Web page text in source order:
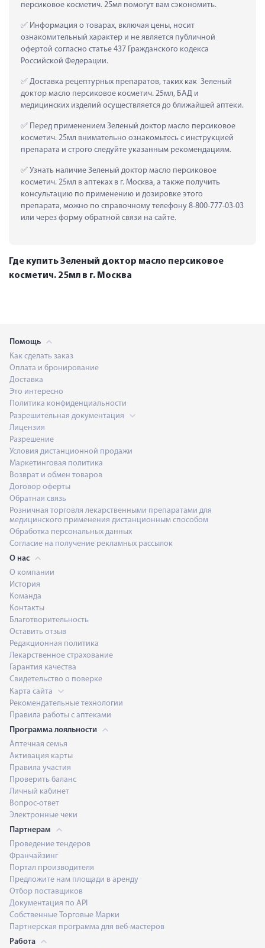
персиковое косметич. 25мл помогут вам сэкономить.
Информация о товарах, включая цены, носит
ознакомительный характер и не является публичной
офертой согласно статье 437 Гражданского кодекса
Российской Федерации.
Доставка рецептурных препаратов, таких как  Зеленый
доктор масло персиковое косметич. 25мл, БАД и
медицинских изделий осуществляется до ближайшей аптеки.
Перед применением Зеленый доктор масло персиковое
косметич. 25мл внимательно ознакомьтесь с инструкцией
препарата и строго следуйте указанным рекомендациям.
Узнать наличие Зеленый доктор масло персиковое
косметич. 25мл в аптеках в г. Москва, а также получить
консультацию по применению и дозировке этого
препарата, можно по справочному телефону 8-800-777-03-03
или через форму обратной связи на сайте.
Где купить Зеленый доктор масло персиковое
косметич. 25мл в г. Москва
Помощь
Как сделать заказ
Оплата и бронирование
Доставка
Это интересно
Политика конфиденциальности
Разрешительная документация
Лицензия
Разрешение
Условия дистанционной продажи
Маркетинговая политика
Возврат и обмен товаров
Договор оферты
Обратная связь
Розничная торговля лекарственными препаратами для
медицинского применения дистанционным способом
Обработка персональных данных
Согласие на получение рекламных рассылок
О нас
О компании
История
Команда
Контакты
Благотворительность
Оставить отзыв
Редакционная политика
Лекарственное страхование
Гарантия качества
Свидетельство о поверке
Карта сайта
Рекомендательные технологии
Правила работы с аптеками
Программа лояльности
Аптечная семья
Активация карты
Правила участия
Проверить баланс
Личный кабинет
Вопрос-ответ
Электронные чеки
Партнерам
Проведение тендеров
Франчайзинг
Портал производителя
Предложите нам площади в аренду
Отбор поставщиков
Документация по API
Собственные Торговые Марки
Партнерская программа для веб-мастеров
Работа